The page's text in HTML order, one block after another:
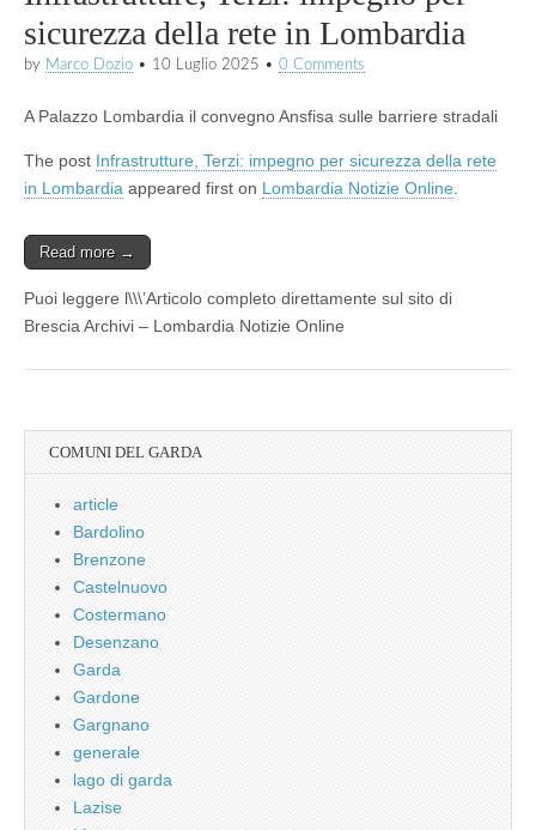
sicurezza della rete in Lombardia
by Marco Dozio • 10 Luglio 2025 • 0 Comments
A Palazzo Lombardia il convegno Ansfisa sulle barriere stradali
The post Infrastrutture, Terzi: impegno per sicurezza della rete
in Lombardia appeared first on Lombardia Notizie Online
Read more →
Puoi leggere l\\\’Articolo completo direttamente sul sito di
Brescia Archivi – Lombardia Notizie Online
COMUNI DEL GARDA
article
Bardolino
Brenzone
Castelnuovo
Costermano
Desenzano
Garda
Gardone
Gargnano
generale
lago di garda
Lazise